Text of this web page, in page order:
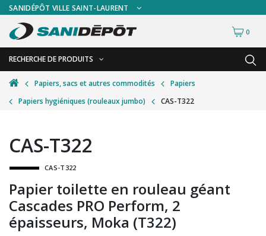
SANIDÉPÔT VILLE SAINT-LAURENT
0
RECHERCHE DE PRODUITS
RETOUR
Accessoires de sécurité
Accessoires pour le lavage de mur
Accessoires pour salles de bain
Alimentaire
Autres accessoires
RETOUR
Gants
Plexiglas
Signalisations
Test de diagnostic
Thermomètre
Papiers, sacs et autres commodités
Papiers
Papiers hygiéniques (rouleaux jumbo)
CAS-T322
CAS-T322
CAS-T322
Papier toilette en rouleau géant
Cascades PRO Perform, 2
épaisseurs, Moka (T322)